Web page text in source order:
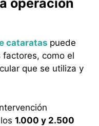
operación
cataratas puede
como el
que se utiliza y
1.000 y 2.500